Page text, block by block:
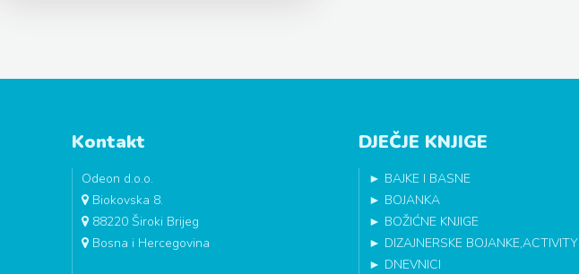
Kontakt
Odeon d.o.o.
Biokovska 8.
88220 Široki Brijeg
Bosna i Hercegovina
DJEČJE KNJIGE
► BAJKE I BASNE
► BOJANKA
► BOŽIĆNE KNJIGE
► DIZAJNERSKE BOJANKE,ACTIVITY
► DNEVNICI